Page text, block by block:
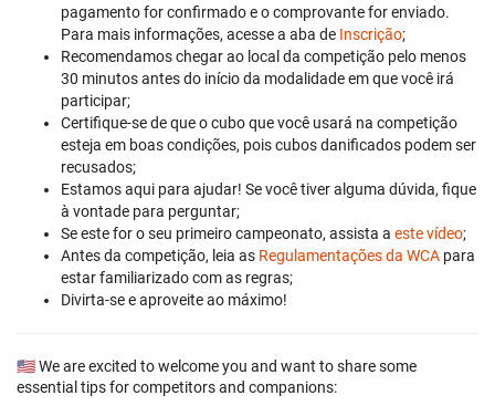
pagamento for confirmado e o comprovante for enviado.
Para mais informações, acesse a aba de Inscrição;
Recomendamos chegar ao local da competição pelo menos
30 minutos antes do início da modalidade em que você irá
participar;
Certifique-se de que o cubo que você usará na competição
esteja em boas condições, pois cubos danificados podem ser
recusados;
Estamos aqui para ajudar! Se você tiver alguma dúvida, fique
à vontade para perguntar;
Se este for o seu primeiro campeonato, assista a este vídeo;
Antes da competição, leia as Regulamentações da WCA para
estar familiarizado com as regras;
Divirta-se e aproveite ao máximo!
🇺🇸 We are excited to welcome you and want to share some
essential tips for competitors and companions: